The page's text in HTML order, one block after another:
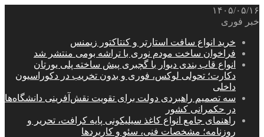
۱۴۰۵/۰۵/۱۶
خبر فوری
خرید انواع سافت استارتر و کنتاکتور زیمنس
فراخوان ساخت مودم نوری با تراشه بومی منتشر شد
انواع قاب بندی دیوار با گچبری پیش ساخته پلی یورتان
دکارت؛ تحولی لوکس، فوری و بدون تخریب در دکوراسیون
داخلی
سه تصمیم راهبردی دولت برای تقویت نقش‌آفرینی دانشگاه‌ها
در حکمرانی کشور
راهنمای جامع انواع کاغذ سیلیکونی پایه کرافت، تحریر و
روزنامه؛ مشخصات فنی، سئو و کاربردها